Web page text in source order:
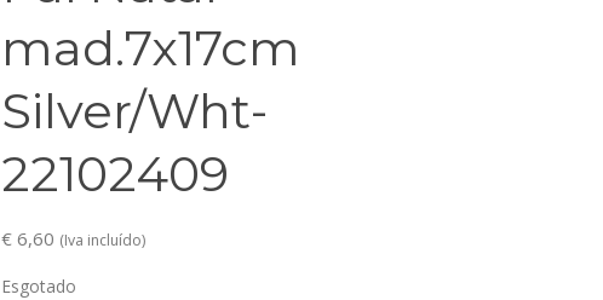
mad.7x17cm
Silver/Wht-
22102409
€6,60 (Iva incluído)
Esgotado